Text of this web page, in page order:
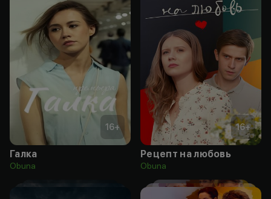
16+
Галка
Obuna
16+
Рецепт на любовь
Obuna